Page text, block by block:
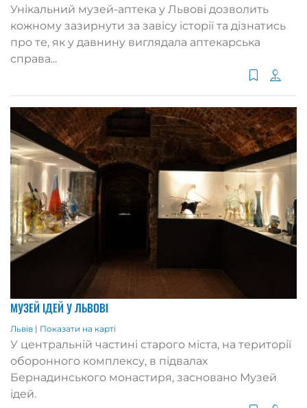
Унікальний музей-аптека у Львові дозволить
кожному зазирнути за завісу історії та дізнатись
про те, як у давнину виглядала аптекарська
справа...
МУЗЕЙ ІДЕЙ У ЛЬВОВІ
Львів | Показати на карті
У центральній частині старого міста, на території
оборонного комплексу, в підвалах
Бернадинського монастиря, засновано Музей
ідей.